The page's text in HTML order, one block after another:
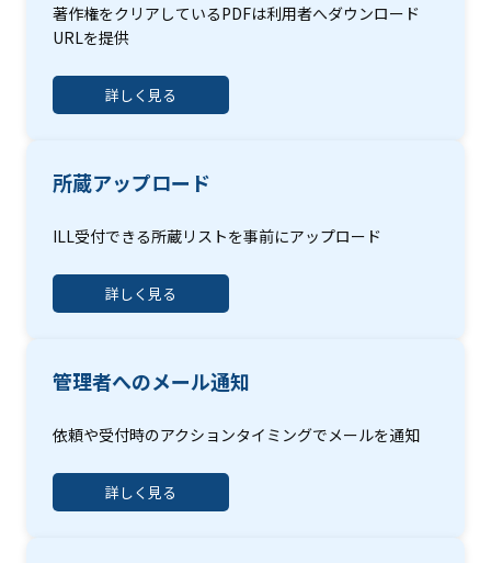
著作権をクリアしているPDFは利用者へダウンロード
URLを提供
詳しく見る
所蔵アップロード
ILL受付できる所蔵リストを事前にアップロード
詳しく見る
管理者へのメール通知
依頼や受付時のアクションタイミングでメールを通知
詳しく見る